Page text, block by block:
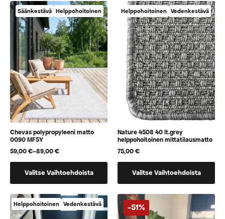
vaihtoehtoja,
jotka
voidaan
valita
tuotteen
sivulla
vaihtoehtoja,
jotka
voidaan
valita
tuotteen
sivulla
Säänkestävä Helppohoitoinen
Chevas polypropyleeni matto
0090 MF5Y
59,00€–89,00€
Hintaluokka:
59,00 €
89,00 €
Valitse Vaihtoehdoista
useampi
muunnelma.
Helppohoitoinen Vedenkestävä
Nature 4508 40 lt.grey
helppohoitoinen mittatilausmatto
75,00€
Valitse Vaihtoehdoista
vaihtoehtoja,
jotka
Helppohoitoinen Vedenkestävä -51%